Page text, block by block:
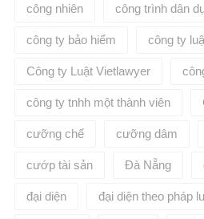
công nhiên công trình dân
công ty bảo hiểm công ty
Công ty Luật Vietlawyer
công ty tnhh một thành viên
cưỡng chế cưỡng dâm
cướp tài sản Đà Nẵng
đại diện đại diện theo pháp